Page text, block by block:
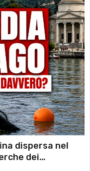
dispersa nel
dei